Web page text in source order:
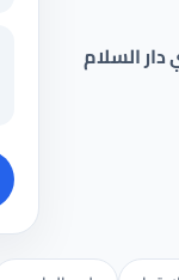
السلام